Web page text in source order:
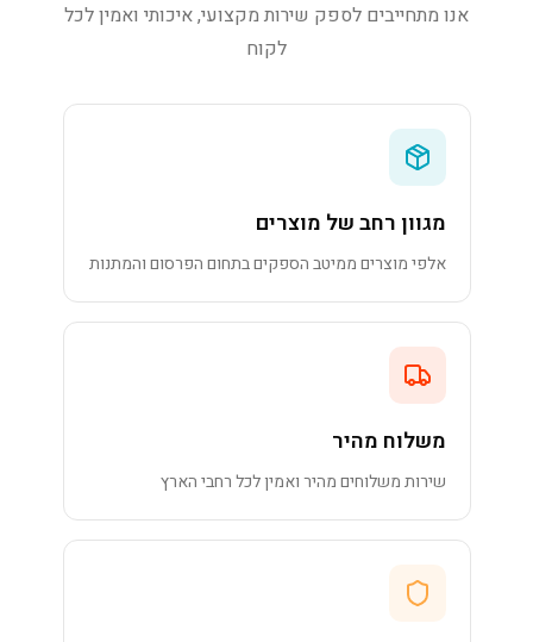
אנו מתחייבים לספק שירות מקצועי, איכותי ואמין לכל
לקוח
מגוון רחב של מוצרים
אלפי מוצרים ממיטב הספקים בתחום הפרסום והמתנות
משלוח מהיר
שירות משלוחים מהיר ואמין לכל רחבי הארץ